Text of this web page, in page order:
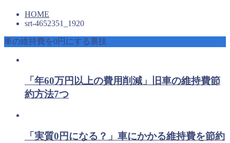
HOME
srt-4652351_1920
車の維持費を0円にする裏技
「年60万円以上の費用削減」旧車の維持費節
約方法7つ
「実質0円になる？」車にかかる維持費を節約